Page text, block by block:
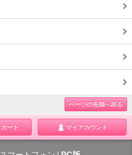
ページの先頭へ戻る
カート マイアカウント